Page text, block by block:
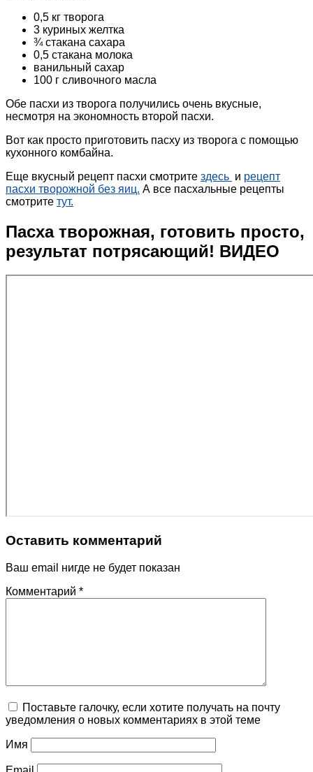
0,5 кг творога
3 куриных желтка
¾ стакана сахара
0,5 стакана молока
ванильный сахар
100 г сливочного масла
Обе пасхи из творога получились очень вкусные,
несмотря на экономность второй пасхи.
Вот как просто приготовить пасху из творога с помощью
кухонного комбайна.
Еще вкусный рецепт пасхи смотрите здесь и рецепт
пасхи творожной без яиц. А все пасхальные рецепты
смотрите тут.
Пасха творожная, готовить просто,
результат потрясающий! ВИДЕО
Оставить комментарий
Ваш email нигде не будет показан
Комментарий *
Поставьте галочку, если хотите получать на почту
уведомления о новых комментариях в этой теме
Имя